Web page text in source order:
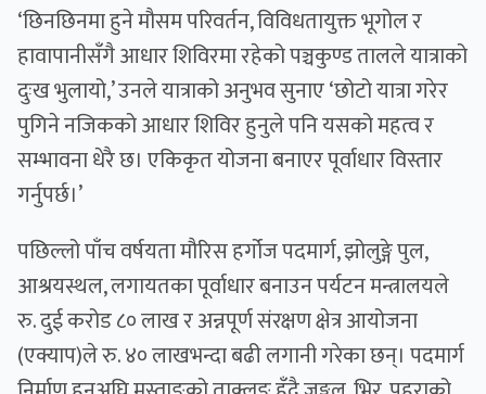
‘छिनछिनमा हुने मौसम परिवर्तन, विविधतायुक्त भूगोल र
हावापानीसँगै आधार शिविरमा रहेको पञ्चकुण्ड तालले यात्राको
दुःख भुलायो,’ उनले यात्राको अनुभव सुनाए ‘छोटो यात्रा गरेर
पुगिने नजिकको आधार शिविर हुनुले पनि यसको महत्व र
सम्भावना धेरै छ। एकिकृत योजना बनाएर पूर्वाधार विस्तार
गर्नुपर्छ।’
पछिल्लो पाँच वर्षयता मौरिस हर्गोज पदमार्ग, झोलुङ्गे पुल,
आश्रयस्थल, लगायतका पूर्वाधार बनाउन पर्यटन मन्त्रालयले
रु. दुई करोड ८० लाख र अन्नपूर्ण संरक्षण क्षेत्र आयोजना
(एक्याप)ले रु. ४० लाखभन्दा बढी लगानी गरेका छन्। पदमार्ग